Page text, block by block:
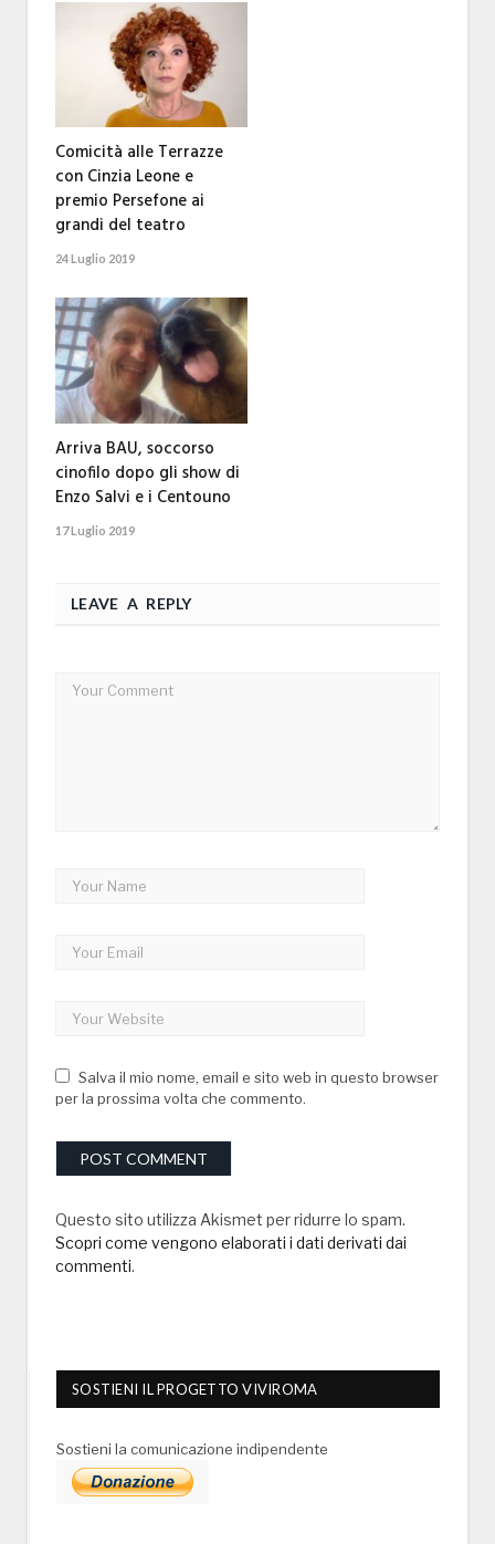
Comicità alle Terrazze
con Cinzia Leone e
premio Persefone ai
grandi del teatro
24 Luglio 2019
Arriva BAU, soccorso
cinofilo dopo gli show di
Enzo Salvi e i Centouno
17 Luglio 2019
LEAVE A REPLY
Salva il mio nome, email e sito web in questo browser
per la prossima volta che commento.
Questo sito utilizza Akismet per ridurre lo spam.
Scopri come vengono elaborati i dati derivati dai
commenti.
SOSTIENI IL PROGETTO VIVIROMA
Sostieni la comunicazione indipendente